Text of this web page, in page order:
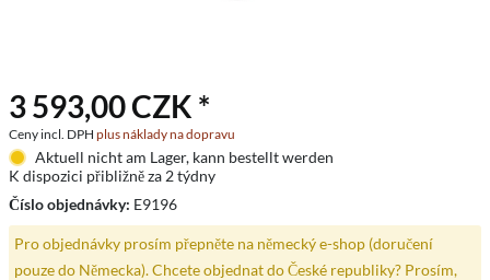
3 593,00 CZK *
Ceny incl. DPH plus náklady na dopravu
Aktuell nicht am Lager, kann bestellt werden
K dispozici přibližně za 2 týdny
Číslo objednávky: E9196
Pro objednávky prosím přepněte na německý e-shop (doručení
pouze do Německa). Chcete objednat do České republiky? Prosím,